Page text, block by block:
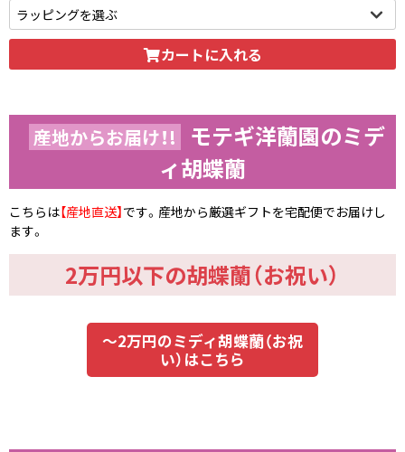
カートに入れる
産地からお届け！!
モテギ洋蘭園のミデ
ィ胡蝶蘭
こちらは【産地直送】です。産地から厳選ギフトを宅配便でお届けし
ます。
2万円以下の胡蝶蘭（お祝い）
～2万円のミディ胡蝶蘭（お祝
い）はこちら